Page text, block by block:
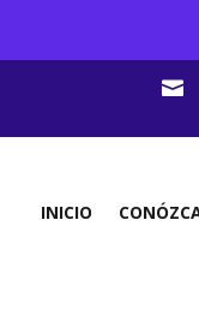

INICIO